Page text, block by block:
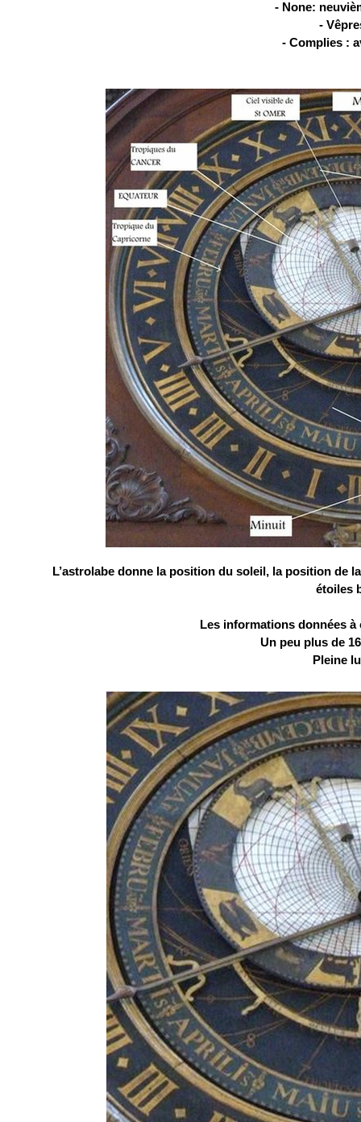
- None:
-
- Complies :
L’astrolabe donne la position du soleil, la position de
étoiles
Les informations données
Un peu plus de
Pleine